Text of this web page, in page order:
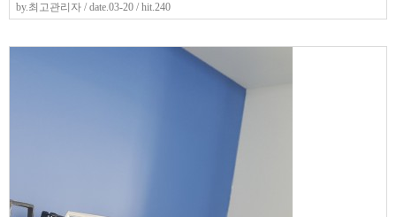
by.최고관리자 / date.03-20 / hit.240